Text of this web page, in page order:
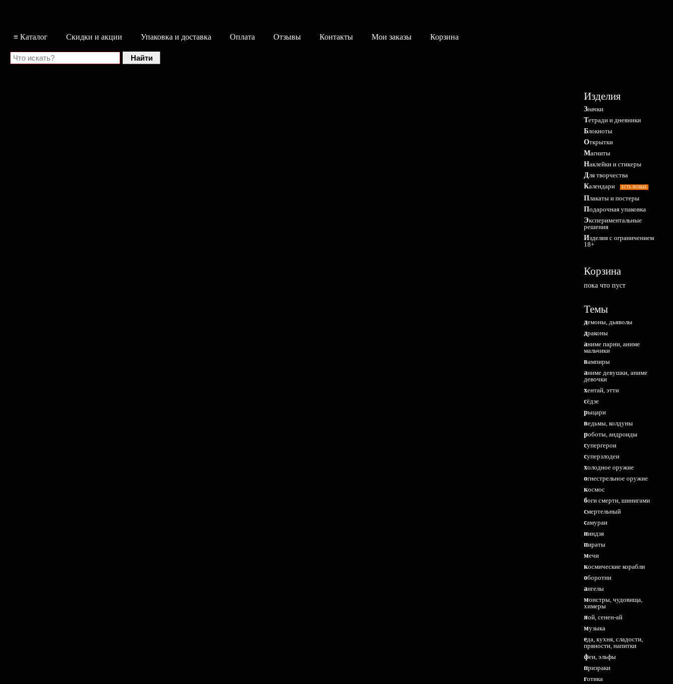
≡ Каталог Скидки и акции Упаковка и доставка Оплата Отзывы Контакты Мои заказы Корзина
Изделия
Значки
Тетради и дневники
Блокноты
Открытки
Магниты
Наклейки и стикеры
Для творчества
Календари
ЕСТЬ НОВЫЕ
Плакаты и постеры
Подарочная упаковка
Экспериментальные
решения
Изделия с ограничением
18+
Корзина
пока что пуст
Темы
демоны, дьяволы
драконы
аниме парни, аниме
мальчики
вампиры
аниме девушки, аниме
девочки
хентай, этти
сёдзе
рыцари
ведьмы, колдуны
роботы, андроиды
супергерои
суперзлодеи
холодное оружие
огнестрельное оружие
космос
боги смерти, шинигами
смертельный
самураи
ниндзя
пираты
мечи
космические корабли
оборотни
ангелы
монстры, чудовища,
химеры
яой, сенен-ай
музыка
еда, кухня, сладости,
пряности, напитки
феи, эльфы
призраки
готика